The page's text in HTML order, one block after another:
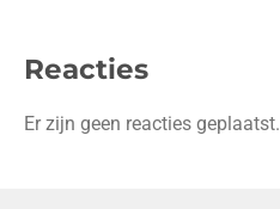
Reacties
Er zijn geen reacties geplaatst.